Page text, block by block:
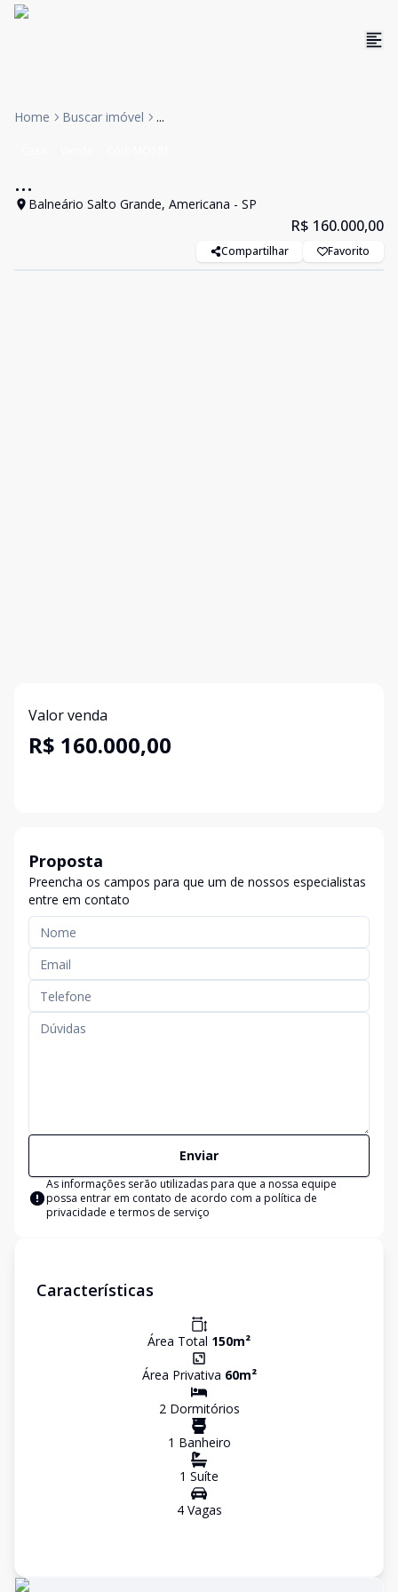
Home Buscar imóvel ...
...
Balneário Salto Grande, Americana - SP
R$ 160.000,00
Compartilhar Favorito
Valor venda
R$ 160.000,00
Proposta
Preencha os campos para que um de nossos especialistas
entre em contato
Enviar
As informações serão utilizadas para que a nossa equipe
possa entrar em contato de acordo com a política de
privacidade e termos de serviço
Características
Área Total 150m²
Área Privativa 60m²
2Dormitórios
1 Banheiro
1 Suíte
4Vagas